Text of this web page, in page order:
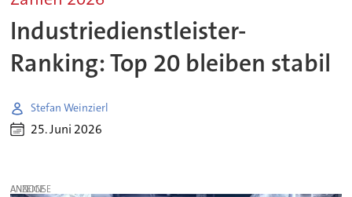
Industriedienstleister-
Ranking: Top 20 bleiben stabil
Stefan Weinzierl
25. Juni 2026
ANZEIGE